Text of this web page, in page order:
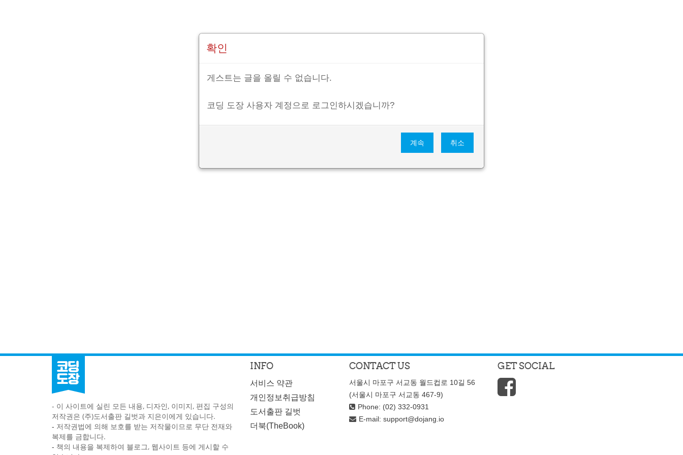
확인
게스트는 글을 올릴 수 없습니다.
코딩 도장 사용자 계정으로 로그인하시겠습니까?
- 이 사이트에 실린 모든 내용, 디자인, 이미지, 편집 구성의
저작권은 (주)도서출판 길벗과 지은이에게 있습니다.
- 저작권법에 의해 보호를 받는 저작물이므로 무단 전재와
복제를 금합니다.
- 책의 내용을 복제하여 블로그, 웹사이트 등에 게시할 수
INFO
서비스 약관
개인정보취급방침
도서출판 길벗
더북(TheBook)
CONTACT US
서울시 마포구 서교동 월드컵로 10길 56
(서울시 마포구 서교동 467-9)
Phone: (02) 332-0931
E-mail:support@dojang.io
GET SOCIAL